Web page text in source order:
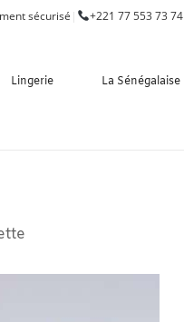
sécurisé | +221 77 553 73 74
Lingerie La Sénégalaise